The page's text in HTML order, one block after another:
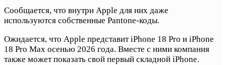
Сообщается, что внутри Apple для них даже
используются собственные Pantone-коды.
Ожидается, что Apple представит iPhone 18 Pro и iPhone
18 Pro Max осенью 2026 года. Вместе с ними компания
также может показать свой первый складной iPhone.